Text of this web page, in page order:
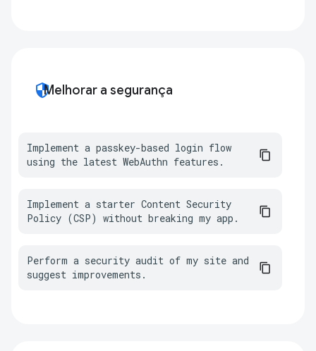
securityMelhorar a segurança
Implement a passkey-based login flow
using the latest WebAuthn features.
Implement a starter Content Security
Policy (CSP) without breaking my app.
Perform a security audit of my site and
suggest improvements.